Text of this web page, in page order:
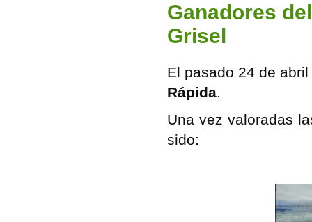
Ganadores
Grisel
El pasado 24 de
Rápida.
Una vez valoradas
sido: